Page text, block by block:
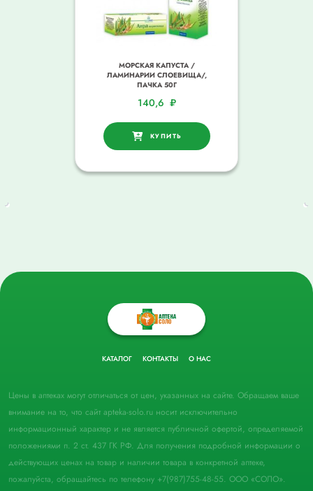
МОРСКАЯ КАПУСТА /
ЛАМИНАРИИ СЛОЕВИЩА/,
ПАЧКА 50Г
140,6 ₽
КУПИТЬ
КАТАЛОГ КОНТАКТЫ О НАС
Цены в аптеках могут отличаться от цен, указанных на сайте. Обращаем ваше
внимание на то, что сайт apteka-solo.ru носит исключительно
информационный характер и не является публичной офертой, определяемой
положениями п. 2 ст. 437 ГК РФ. Для получения подробной информации о
действующих ценах на товар и наличии товара в конкретной аптеке,
пожалуйста, обращайтесь по телефону +7(987)755-48-55. ООО «СОЛО».